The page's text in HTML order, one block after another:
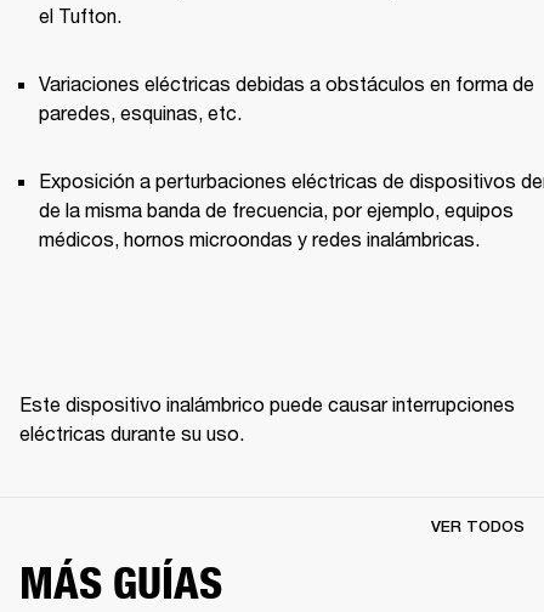
el Tufton.
Variaciones eléctricas debidas a obstáculos en forma de
paredes, esquinas, etc.
Exposición a perturbaciones eléctricas de dispositivos
de la misma banda de frecuencia, por ejemplo, equipos
médicos, hornos microondas y redes inalámbricas.
Este dispositivo inalámbrico puede causar interrupciones
eléctricas durante su uso.
MÁS GUÍAS
VER TODOS